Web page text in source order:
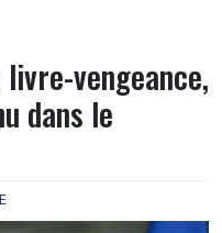
vengeance,
dans le